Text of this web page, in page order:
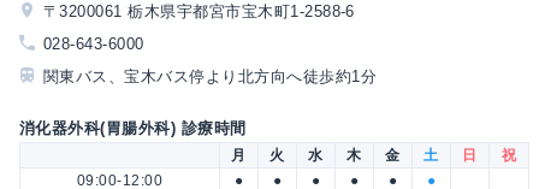
〒3200061 栃木県宇都宮市宝木町1-2588-6
028-643-6000
関東バス、宝木バス停より北方向へ徒歩約1分
消化器外科(胃腸外科) 診療時間
月 火 水 木 金 土 日
祝
09:00-12:00
● ● ● ● ● ●